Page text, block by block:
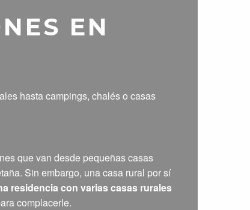
EN
hasta campings, chalés o casas
que van desde pequeñas casas
Sin embargo, una casa rural por sí
residencia con varias casas rurales
complacerle.